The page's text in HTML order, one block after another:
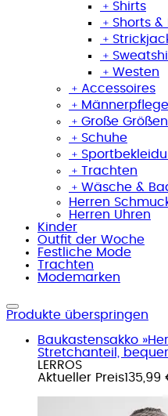
﹢ Shirts
﹢ Shorts
﹢
﹢
﹢ Westen
﹢ Accessoires
﹢ Männerpflege
﹢ Große Größen
﹢ Schuhe
﹢
﹢ Trachten
﹢ Wäsche &
Herren
Herren Uhren
Kinder
Outfit der Woche
Festliche Mode
Trachten
Modemarken
Produkte überspringen
Baukastensakko
Stretchanteil,
LERROS
Aktueller Preis135,99